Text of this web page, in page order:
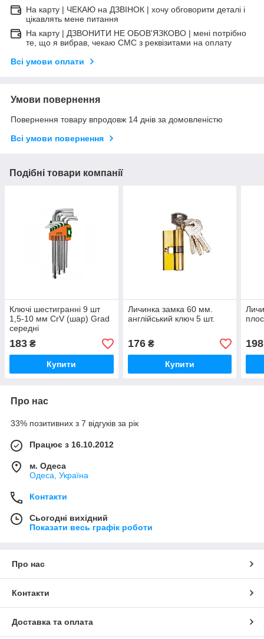
На карту | ЧЕКАЮ на ДЗВІНОК | хочу обговорити деталі і
цікавлять мене питання
На карту | ДЗВОНИТИ НЕ ОБОВ'ЯЗКОВО | мені потрібно
те, що я вибрав, чекаю СМС з реквізитами на оплату
Всі умови оплати
Умови повернення
Повернення товару впродовж 14 днів за домовленістю
Всі умови повернення
Подібні товари компанії
Ключі шестигранні 9 шт
1,5-10 мм CrV (шар) Grad
середні
183 ₴
Купити
Личинка замка 60 мм.
англійський ключ 5 шт.
176₴
Купити
198
Про нас
33% позитивних з 7 відгуків за рік
Працює з 16.10.2012
м. Одеса
Одеса, Україна
Контакти
Сьогодні вихідний
Показати весь графік роботи
Про нас
Контакти
Доставка та оплата